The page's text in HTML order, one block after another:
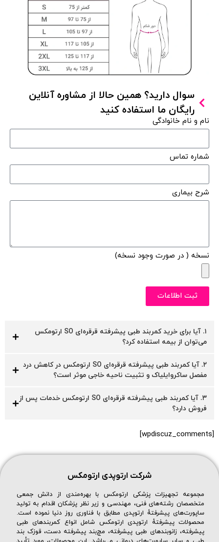
سوال دارید؟ همین حالا از مشاوره آنلاین
رایگان ما استفاده کنید
نام و نام خانوادگی
شماره تماس
شرح بیماری
نسخه ( در صورت وجود نسخه)
ثبت اطلاعات
۱. آیا برای خرید کمربند طبی پیشرفته قرقره‌ای SO ارتومکس
می‌توان از بیمه استفاده کرد؟
۲. آیا کمربند طبی پیشرفته قرقره‌ای SO ارتومکس در کاهش درد
مفصل ساکروایلیاک و تثبیت ناحیه خاجی موثر است؟
۳. آیا کمربند طبی پیشرفته قرقره‌ای SO ارتومکس خدمات پس از
فروش دارد؟
[wpdiscuz_comments]
شرکت ارتوپدی ارتومکس
مجموعه تجهیزات پزشکی ارتومکس با بهره‌مندی از دانش جمعی
متخصصان رشته‌های فنی، مهندسی و زیر نظر پزشکان اقدام به تولید
ساپورت‌های پیشرفتهٔ ارتوپدی مطابق با فناوری روز دنیا نموده است.
محصولات پیشرفتهٔ ارتوپدی ارتومکس شامل انواع کمربندهای طبی
پیشرفته، زانوبندهای طبی پیشرفته، مچ‌بند پیشرفته دست، قوزک بند